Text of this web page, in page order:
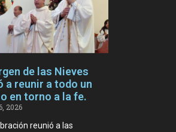
de las Nieves
a reunir a todo un
en torno a la fe.
2026
reunió a las